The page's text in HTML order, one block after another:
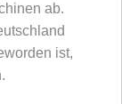
ab.
ist,